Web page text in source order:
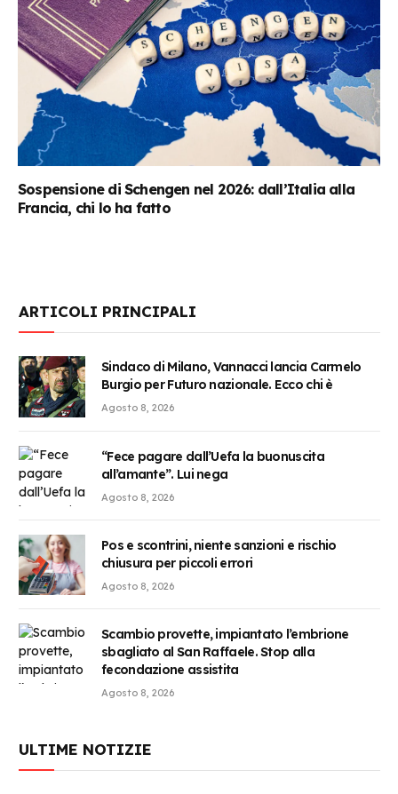
Sospensione di Schengen nel 2026: dall’Italia alla
Francia, chi lo ha fatto
ARTICOLI PRINCIPALI
Sindaco di Milano, Vannacci lancia Carmelo
Burgio per Futuro nazionale. Ecco chi è
Agosto 8, 2026
“Fece pagare dall’Uefa la buonuscita
all’amante”. Lui nega
Agosto 8, 2026
Pos e scontrini, niente sanzioni e rischio
chiusura per piccoli errori
Agosto 8, 2026
Scambio provette, impiantato l’embrione
sbagliato al San Raffaele. Stop alla
fecondazione assistita
Agosto 8, 2026
ULTIME NOTIZIE